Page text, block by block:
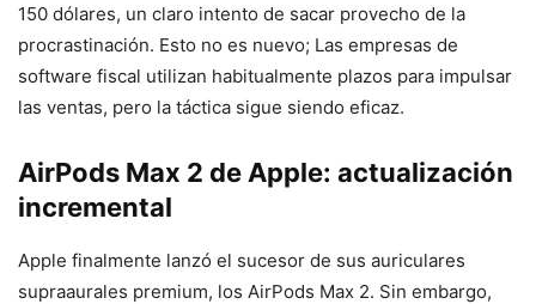
150 dólares, un claro intento de sacar provecho de la
procrastinación. Esto no es nuevo; Las empresas de
software fiscal utilizan habitualmente plazos para impulsar
las ventas, pero la táctica sigue siendo eficaz.
AirPods Max 2 de Apple: actualización
incremental
Apple finalmente lanzó el sucesor de sus auriculares
supraaurales premium, los AirPods Max 2. Sin embargo,